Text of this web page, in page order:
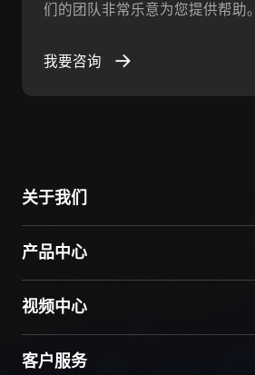
们的团队非常乐意为您提供帮助。
我要咨询
关于我们
产品中心
视频中心
客户服务